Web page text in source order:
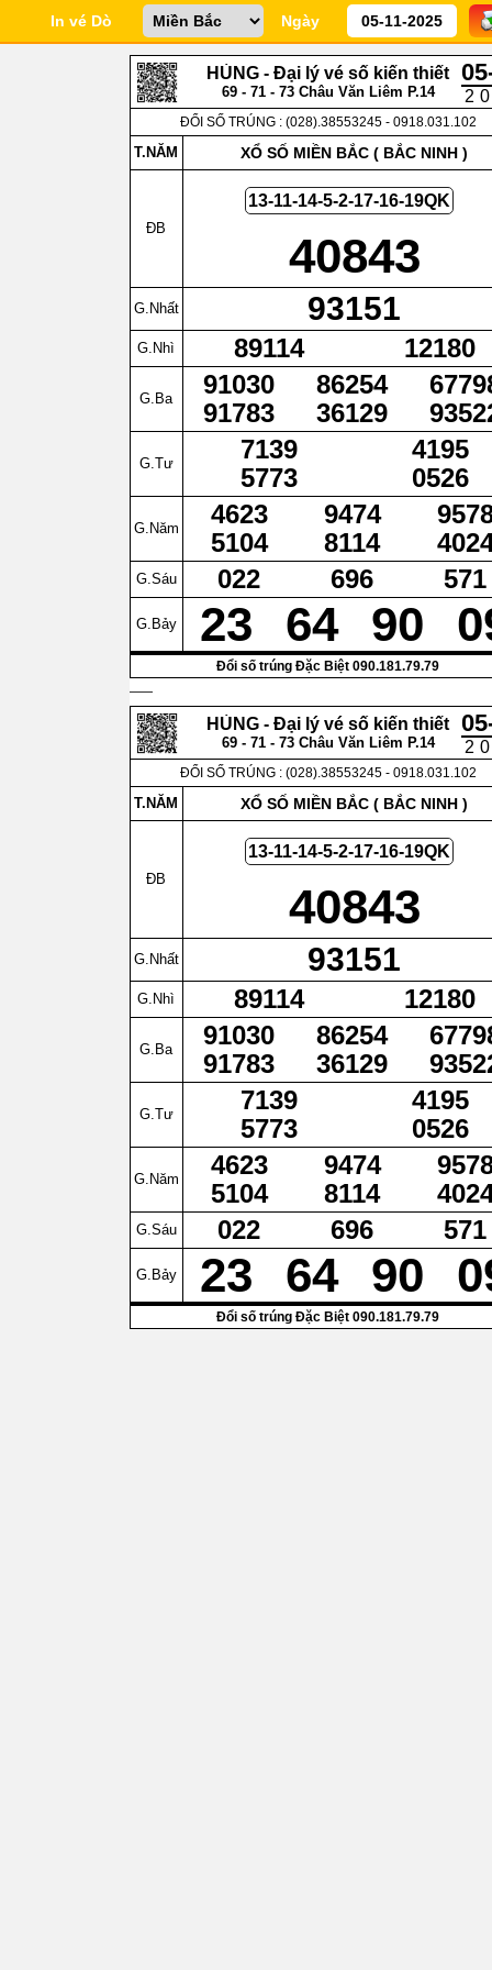
HÙNG - Đại lý vé số kiến thiết
69 - 71 - 73 Châu Văn Liêm P.14
Q.5
ĐỔI SỐ TRÚNG : (028).38553245 - 0918.031.102
T.NĂM XỔ SỐ MIỀN BẮC ( BẮC NINH )
ĐB
13-11-14-5-2-17-16-19QK
40843
G.Nhất 93151
G.Nhì 89114 12180
G.Ba 91030 86254
91783
36129
G.Tư 7139
4195
5773
0526
G.Năm 4623 9474
5104
8114
G.Sáu 022 696 571
G.Bảy 23 64 90
Đổi số trúng Đặc Biệt 090.181.79.79
HÙNG - Đại lý vé số kiến thiết
69 - 71 - 73 Châu Văn Liêm P.14
Q.5
ĐỔI SỐ TRÚNG : (028).38553245 - 0918.031.102
T.NĂM XỔ SỐ MIỀN BẮC ( BẮC NINH )
ĐB
13-11-14-5-2-17-16-19QK
40843
G.Nhất 93151
G.Nhì 89114 12180
G.Ba 91030 86254
91783
36129
G.Tư 7139
4195
5773
0526
G.Năm 4623 9474
5104
8114
G.Sáu 022 696 571
G.Bảy 23 64 90
Đổi số trúng Đặc Biệt 090.181.79.79
In vé Dò Ngày